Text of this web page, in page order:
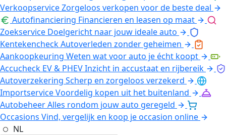
VerkoopserviceZorgeloos verkopen voor de beste deal
Autofinanciering Financieren en leasen op maat
Zoekservice Doelgericht naar jouw ideale auto
KentekencheckAutoverleden zonder geheimen
Aankoopkeuring Weten wat voor auto je écht koopt
Accucheck EV & PHEVInzicht in accustaat en rijbereik
Autoverzekering Scherp en zorgeloos verzekerd
ImportserviceVoordelig kopen uit het buitenland
AutobeheerAlles rondom jouw auto geregeld
Occasions Vind, vergelijk en koop je occasion online
NL